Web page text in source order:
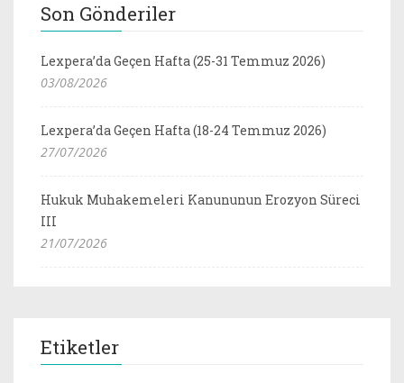
Son Gönderiler
Lexpera’da Geçen Hafta (25-31 Temmuz 2026)
03/08/2026
Lexpera’da Geçen Hafta (18-24 Temmuz 2026)
27/07/2026
Hukuk Muhakemeleri Kanununun Erozyon Süreci
III
21/07/2026
Etiketler